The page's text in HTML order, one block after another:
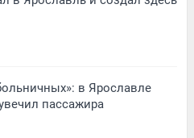
в Ярославле
пассажира